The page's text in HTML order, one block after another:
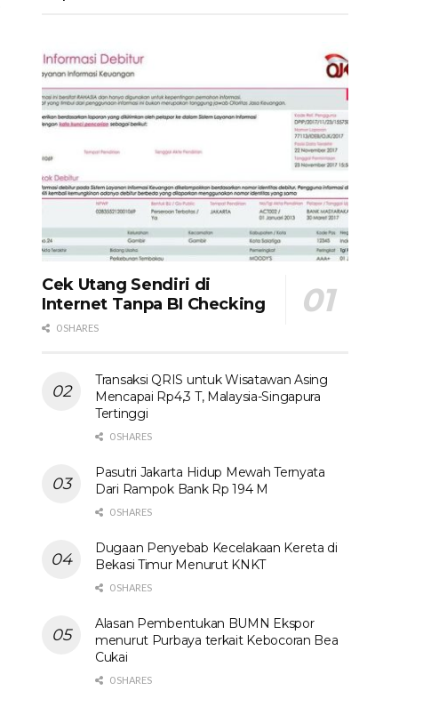
Cek Utang Sendiri di
Internet Tanpa BI Checking
0 SHARES
Transaksi QRIS untuk Wisatawan Asing
Mencapai Rp4,3 T, Malaysia-Singapura
Tertinggi
0 SHARES
Pasutri Jakarta Hidup Mewah Ternyata
Dari Rampok Bank Rp 194 M
0 SHARES
Dugaan Penyebab Kecelakaan Kereta di
Bekasi Timur Menurut KNKT
0 SHARES
Alasan Pembentukan BUMN Ekspor
menurut Purbaya terkait Kebocoran Bea
Cukai
0 SHARES